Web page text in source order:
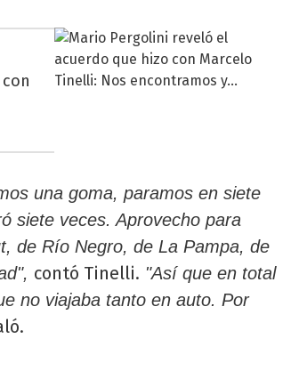
una goma, paramos en siete
siete veces. Aprovecho para
de Río Negro, de La Pampa, de
contó Tinelli. "Así que en total
no viajaba tanto en auto. Por